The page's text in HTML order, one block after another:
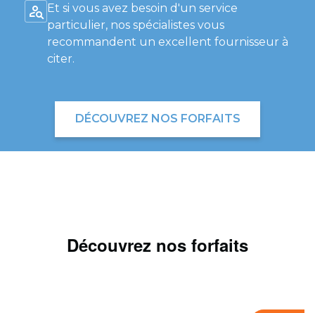
Et si vous avez besoin d'un service
particulier, nos spécialistes vous
recommandent un excellent fournisseur à
citer.
DÉCOUVREZ NOS FORFAITS
Découvrez nos forfaits